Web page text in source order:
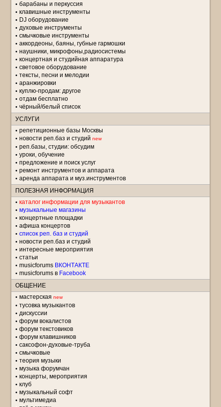
барабаны и перкуссия
клавишные инструменты
DJ оборудование
духовые инструменты
смычковые инструменты
аккордеоны, баяны, губные гармошки
наушники, микрофоны,радиосистемы
концертная и студийная аппаратура
световое оборудование
тексты, песни и мелодии
аранжировки
куплю-продам: другое
отдам бесплатно
чёрный/белый список
УСЛУГИ
репетиционные базы Москвы
новости реп.баз и студий new
реп.базы, студии: обсудим
уроки, обучение
предложение и поиск услуг
ремонт инструментов и аппарата
аренда аппарата и муз.инструментов
ПОЛЕЗНАЯ ИНФОРМАЦИЯ
каталог информации для музыкантов
музыкальные магазины
концертные площадки
aфиша концертов
список реп. баз и студий
новости реп.баз и студий
интересные мероприятия
статьи
musicforums ВКОНТАКТЕ
musicforums в Facebook
ОБЩЕНИЕ
мастерская new
тусовка музыкантов
дискуссии
форум вокалистов
форум текстовиков
форум клавишников
саксофон-духовые-труба
смычковые
теория музыки
музыка форумчан
концерты, мероприятия
клуб
музыкальный софт
мультимедиа